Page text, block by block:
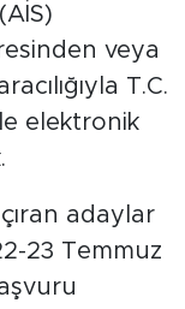
veya
T.C.
elektronik
adaylar
23 Temmuz